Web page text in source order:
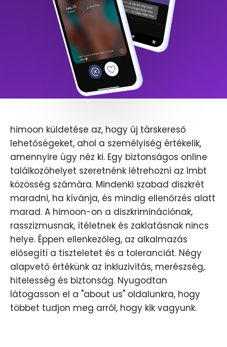
himoon küldetése az, hogy új társkereső
lehetőségeket, ahol a személyiség értékelik,
amennyire úgy néz ki. Egy biztonságos online
találkozóhelyet szeretnénk létrehozni az lmbt
közösség számára. Mindenki szabad diszkrét
maradni, ha kívánja, és mindig ellenőrzés alatt
marad. A himoon-on a diszkriminációnak,
rasszizmusnak, ítéletnek és zaklatásnak nincs
helye. Éppen ellenkezőleg, az alkalmazás
elősegíti a tiszteletet és a toleranciát. Négy
alapvető értékünk az inkluzivitás, merészség,
hitelesség és biztonság. Nyugodtan
látogasson el a "about us" oldalunkra, hogy
többet tudjon meg arról, hogy kik vagyunk.